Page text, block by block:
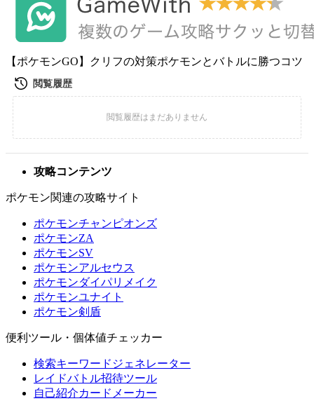
【ポケモンGO】クリフの対策ポケモンとバトルに勝つコツ
攻略コンテンツ
ポケモン関連の攻略サイト
ポケモンチャンピオンズ
ポケモンZA
ポケモンSV
ポケモンアルセウス
ポケモンダイパリメイク
ポケモンユナイト
ポケモン剣盾
便利ツール・個体値チェッカー
検索キーワードジェネレーター
レイドバトル招待ツール
自己紹介カードメーカー